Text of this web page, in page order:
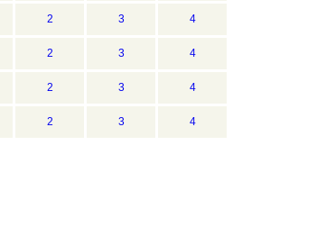
2 3 4
2 3 4
2 3 4
2 3 4